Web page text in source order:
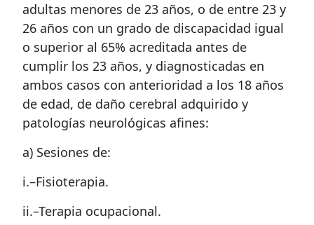
adultas menores de 23 años, o de entre 23 y
26 años con un grado de discapacidad igual
o superior al 65% acreditada antes de
cumplir los 23 años, y diagnosticadas en
ambos casos con anterioridad a los 18 años
de edad, de daño cerebral adquirido y
patologías neurológicas afines:
a) Sesiones de:
i.–Fisioterapia.
ii.–Terapia ocupacional.